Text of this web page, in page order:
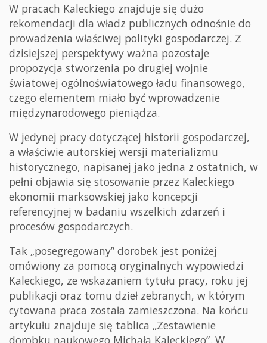
W pracach Kaleckiego znajduje się dużo
rekomendacji dla władz publicznych odnośnie do
prowadzenia właściwej polityki gospodarczej. Z
dzisiejszej perspektywy ważna pozostaje
propozycja stworzenia po drugiej wojnie
światowej ogólnoświatowego ładu finansowego,
czego elementem miało być wprowadzenie
międzynarodowego pieniądza.
W jedynej pracy dotyczącej historii gospodarczej,
a właściwie autorskiej wersji materializmu
historycznego, napisanej jako jedna z ostatnich, w
pełni objawia się stosowanie przez Kaleckiego
ekonomii marksowskiej jako koncepcji
referencyjnej w badaniu wszelkich zdarzeń i
procesów gospodarczych.
Tak „posegregowany” dorobek jest poniżej
omówiony za pomocą oryginalnych wypowiedzi
Kaleckiego, ze wskazaniem tytułu pracy, roku jej
publikacji oraz tomu dzieł zebranych, w którym
cytowana praca została zamieszczona. Na końcu
artykułu znajduje się tablica „Zestawienie
dorobku naukowego Michała Kaleckiego”. W